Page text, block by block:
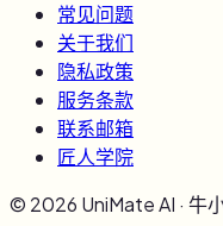
常见问题
关于我们
隐私政策
服务条款
联系邮箱
匠人学院
© 2026 UniMate AI · 牛